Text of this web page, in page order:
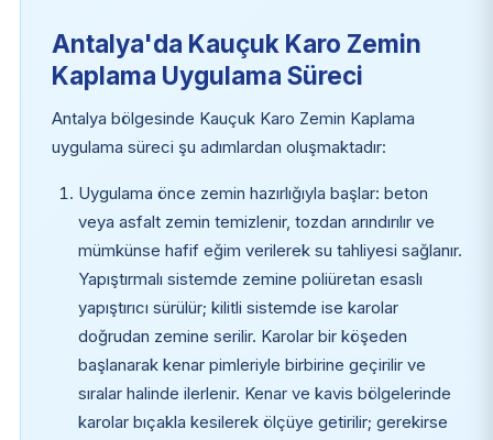
Antalya'da Kauçuk Karo Zemin
Kaplama Uygulama Süreci
Antalya bölgesinde Kauçuk Karo Zemin Kaplama
uygulama süreci şu adımlardan oluşmaktadır:
Uygulama önce zemin hazırlığıyla başlar: beton
veya asfalt zemin temizlenir, tozdan arındırılır ve
mümkünse hafif eğim verilerek su tahliyesi sağlanır.
Yapıştırmalı sistemde zemine poliüretan esaslı
yapıştırıcı sürülür; kilitli sistemde ise karolar
doğrudan zemine serilir. Karolar bir köşeden
başlanarak kenar pimleriyle birbirine geçirilir ve
sıralar halinde ilerlenir. Kenar ve kavis bölgelerinde
karolar bıçakla kesilerek ölçüye getirilir; gerekirse